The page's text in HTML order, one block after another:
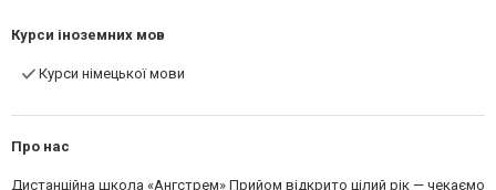
Курси іноземних мов
Курси німецької мови
Про нас
Дистанційна школа «Ангстрем» Прийом відкрито цілий рік — чекаємо